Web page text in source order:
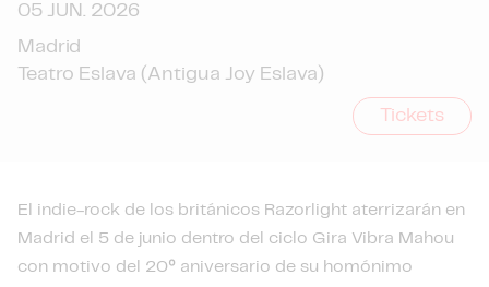
05 JUN. 2026
Madrid
Teatro Eslava (Antigua Joy Eslava)
Tickets
El indie-rock de los británicos Razorlight aterrizarán en
Madrid el 5 de junio dentro del ciclo Gira Vibra Mahou
con motivo del 20º aniversario de su homónimo